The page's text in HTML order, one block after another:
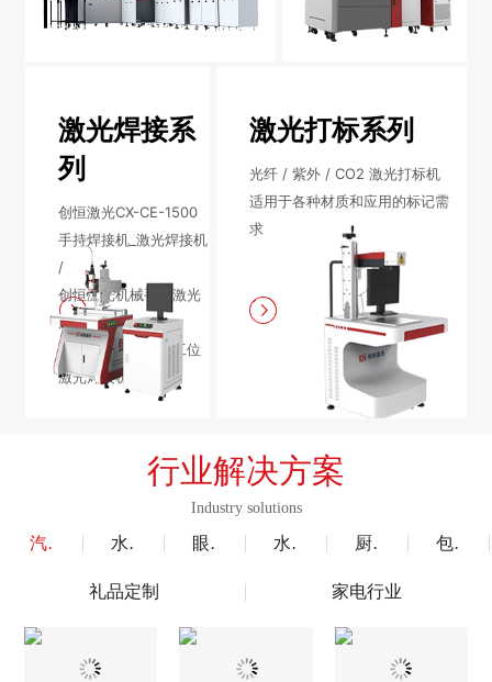
新能源汽车零配件激光焊接机
礼品定制
模具制造行业中激光加工设备解决方案
激光焊接系
列
创恒激光CX-CE-1500
手持焊接机_激光焊接机
/
创恒激光机械手臂激光
焊接机 /
电机定转子铁芯单工位
激光焊接机
激光打标系列
光纤 / 紫外 / CO2 激光打标机
适用于各种材质和应用的标记需
求
行业解决方案
Industry solutions
汽车行业 水泵风机行业 眼镜行业 水暖洁具行业 厨具五金行业 包装赋码及标机
礼品定制 家电行业